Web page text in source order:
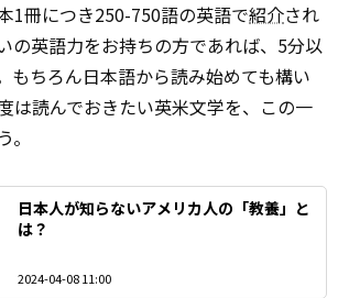
1冊につき250-750語の英語で紹介され
の英語力をお持ちの方であれば、5分以
もちろん日本語から読み始めても構い
は読んでおきたい英米文学を、この一
日本人が知らないアメリカ人の「教養」と
は？
2024-04-08 11:00